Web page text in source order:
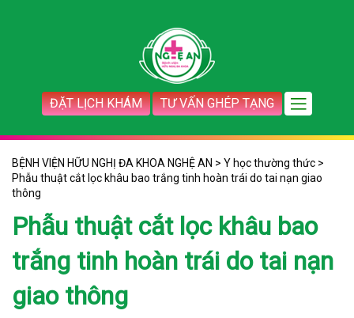
ĐẶT LỊCH KHÁM TƯ VẤN GHÉP TẠNG
BỆNH VIỆN HỮU NGHỊ ĐA KHOA NGHỆ AN > Y học thường thức >
Phẫu thuật cắt lọc khâu bao trắng tinh hoàn trái do tai nạn giao
thông
Phẫu thuật cắt lọc khâu bao
trắng tinh hoàn trái do tai nạn
giao thông